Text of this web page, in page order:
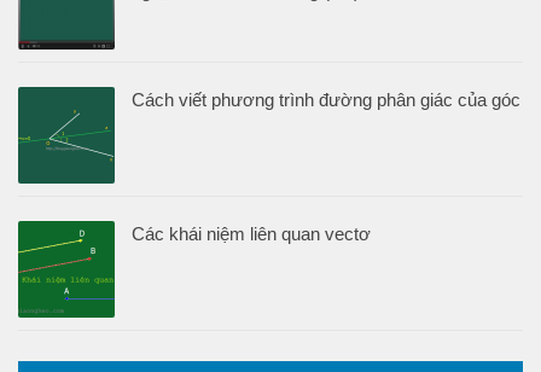
Cách viết phương trình đường phân giác của góc
Các khái niệm liên quan vectơ